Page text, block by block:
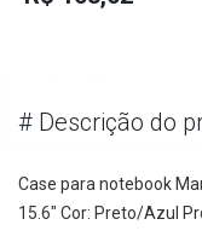
# Descrição do
Case para notebook
15.6" Cor: Preto/Azul